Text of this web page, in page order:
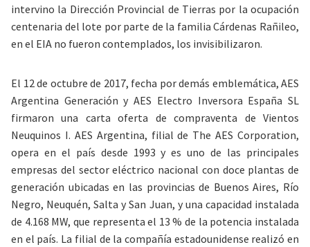
intervino la Dirección Provincial de Tierras por la ocupación
centenaria del lote por parte de la familia Cárdenas Rañileo,
en el EIA no fueron contemplados, los invisibilizaron.
El 12 de octubre de 2017, fecha por demás emblemática, AES
Argentina Generación y AES Electro Inversora España SL
firmaron una carta oferta de compraventa de Vientos
Neuquinos I. AES Argentina, filial de The AES Corporation,
opera en el país desde 1993 y es uno de las principales
empresas del sector eléctrico nacional con doce plantas de
generación ubicadas en las provincias de Buenos Aires, Río
Negro, Neuquén, Salta y San Juan, y una capacidad instalada
de 4.168 MW, que representa el 13 % de la potencia instalada
en el país. La filial de la compañía estadounidense realizó en